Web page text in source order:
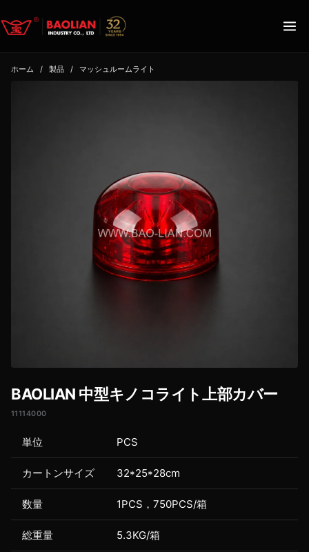
ホーム / 製品 / マッシュルームライト
BAOLIAN 中型キノコライト上部カバー
11114000
単位 PCS
カートンサイズ 32*25*28cm
数量 1PCS，750PCS/箱
総重量 5.3KG/箱